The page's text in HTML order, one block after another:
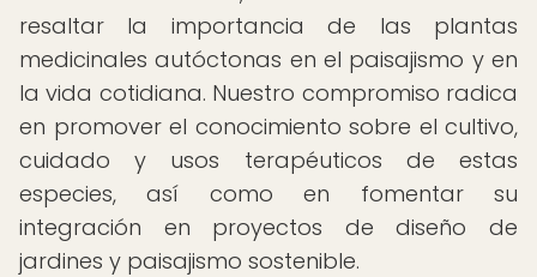
resaltar la importancia de las plantas
medicinales autóctonas en el paisajismo y en
la vida cotidiana. Nuestro compromiso radica
en promover el conocimiento sobre el cultivo,
cuidado y usos terapéuticos de estas
especies, así como en fomentar su
integración en proyectos de diseño de
jardines y paisajismo sostenible.